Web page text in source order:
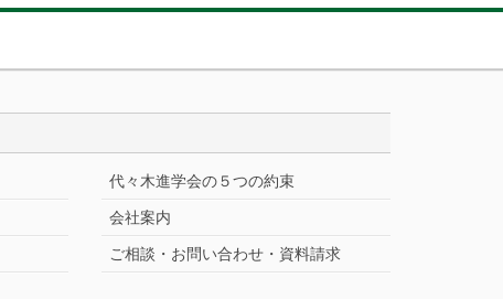
代々木進学会の５つの約束
会社案内
ご相談・お問い合わせ・資料請求